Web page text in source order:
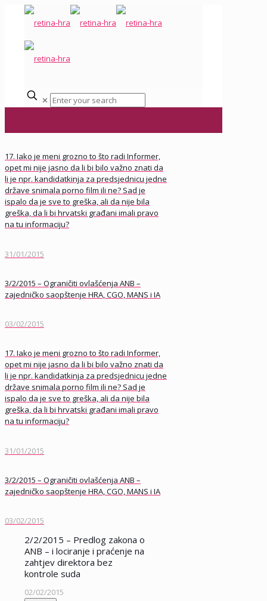
✕
17. Iako je meni grozno to što radi Informer,
opet mi nije jasno da li bi bilo važno znati da
li je npr. kandidatkinja za predsjednicu jedne
države snimala porno film ili ne? Sad je
ispalo da je sve to greška, ali da nije bila
greška, da li bi hrvatski građani imali pravo
na tu informaciju?
31/01/2015
3/2/2015 – Ograničiti ovlašćenja ANB –
zajedničko saopštenje HRA, CGO, MANS i IA
03/02/2015
17. Iako je meni grozno to što radi Informer,
opet mi nije jasno da li bi bilo važno znati da
li je npr. kandidatkinja za predsjednicu jedne
države snimala porno film ili ne? Sad je
ispalo da je sve to greška, ali da nije bila
greška, da li bi hrvatski građani imali pravo
na tu informaciju?
31/01/2015
3/2/2015 – Ograničiti ovlašćenja ANB –
zajedničko saopštenje HRA, CGO, MANS i IA
03/02/2015
2/2/2015 – Predlog zakona o
ANB – i lociranje i praćenje na
zahtjev direktora bez
kontrole suda
02/02/2015